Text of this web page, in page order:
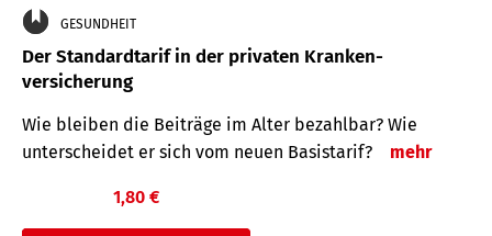
GESUNDHEIT
Der Standard­tarif in der privaten Kranken­
versicherung
Wie bleiben die Beiträge im Alter bezahlbar? Wie
unterscheidet er sich vom neuen Basistarif?
mehr
1,80 €